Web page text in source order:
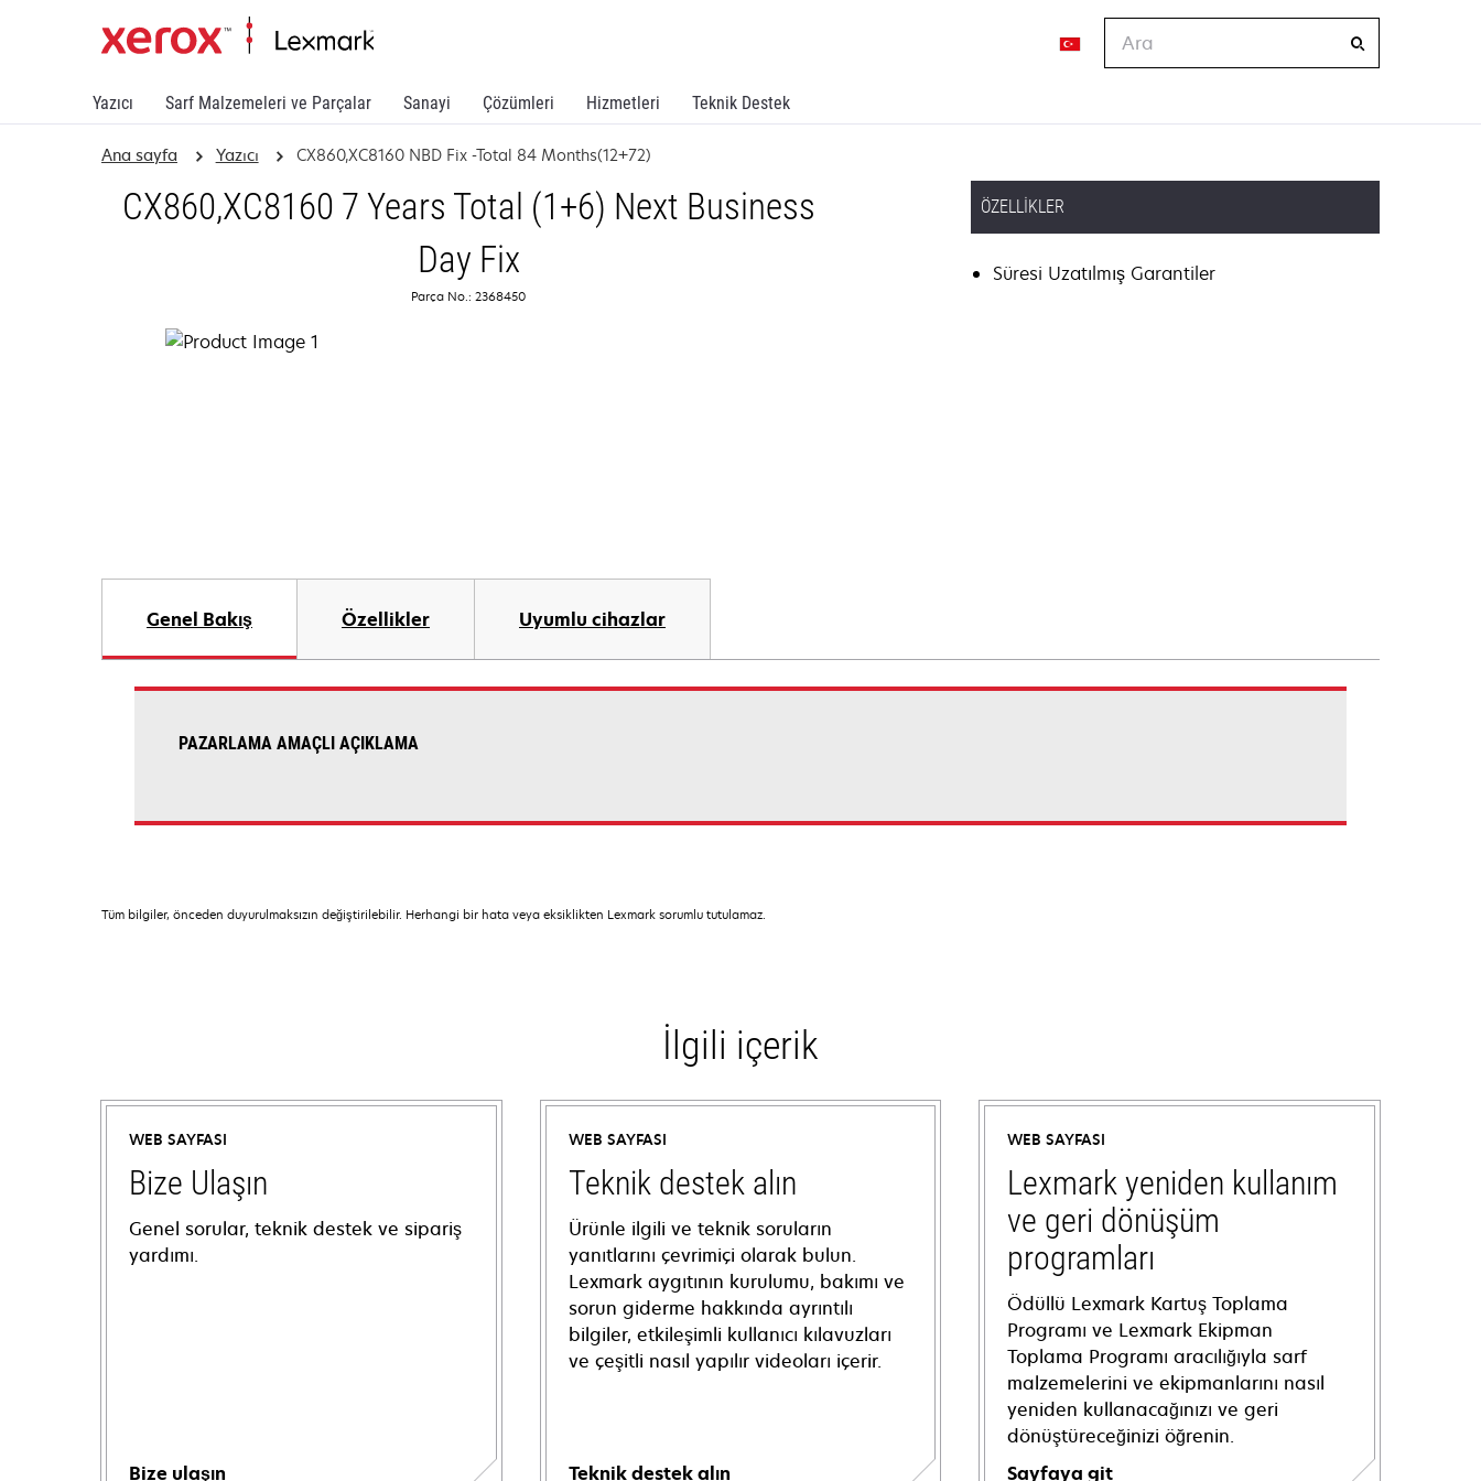
Yazıcı Sarf Malzemeleri ve Parçalar Sanayi Çözümleri Hizmetleri Teknik Destek
Ana sayfa Yazıcı CX860,XC8160 NBD Fix -Total 84 Months(12+72)
CX860,XC8160 7 Years Total (1+6) Next Business
Day Fix
Parça No.: 2368450
ÖZELLIKLER
Süresi Uzatılmış Garantiler
Genel Bakış Özellikler Uyumlu cihazlar
PAZARLAMA AMAÇLI AÇIKLAMA
Tüm bilgiler, önceden duyurulmaksızın değiştirilebilir. Herhangi bir hata veya eksiklikten Lexmark sorumlu tutulamaz.
İlgili içerik
WEB SAYFASI
Bize Ulaşın
Genel sorular, teknik destek ve sipariş
yardımı.
Bize ulaşın
WEB SAYFASI
Teknik destek alın
Ürünle ilgili ve teknik soruların
yanıtlarını çevrimiçi olarak bulun.
Lexmark aygıtının kurulumu, bakımı ve
sorun giderme hakkında ayrıntılı
bilgiler, etkileşimli kullanıcı kılavuzları
ve çeşitli nasıl yapılır videoları içerir.
Teknik destek alın
WEB SAYFASI
Lexmark yeniden kullanım
ve geri dönüşüm
programları
Ödüllü Lexmark Kartuş Toplama
Programı ve Lexmark Ekipman
Toplama Programı aracılığıyla sarf
malzemelerini ve ekipmanlarını nasıl
yeniden kullanacağınızı ve geri
dönüştüreceğinizi öğrenin.
Sayfaya git